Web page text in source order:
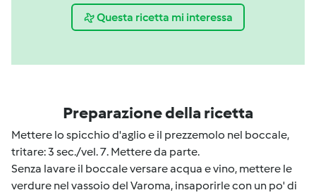
Questa ricetta mi interessa
Preparazione della ricetta
Mettere lo spicchio d'aglio e il prezzemolo nel boccale,
tritare: 3 sec./vel. 7. Mettere da parte.
Senza lavare il boccale versare acqua e vino, mettere le
verdure nel vassoio del Varoma, insaporirle con un po' di